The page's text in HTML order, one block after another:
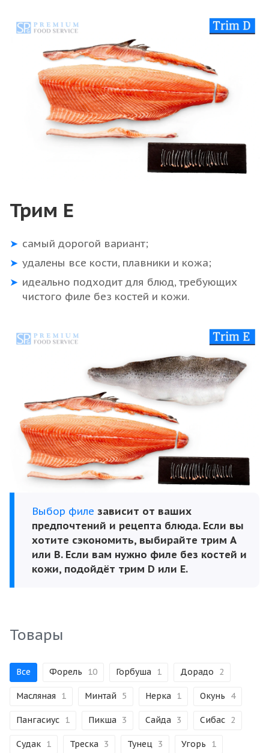
Трим Е
самый дорогой вариант;
удалены все кости, плавники и кожа;
идеально подходит для блюд, требующих
чистого филе без костей и кожи.
Выбор филе зависит от ваших
предпочтений и рецепта блюда. Если вы
хотите сэкономить, выбирайте трим А
или В. Если вам нужно филе без костей и
кожи, подойдёт трим D или Е.
Товары
Все Форель 10 Горбуша 1 Дорадо 2
Масляная 1 Минтай 5 Нерка 1 Окунь 4
Пангасиус 1 Пикша 3 Сайда 3 Сибас 2
Судак 1 Треска 3 Тунец 3 Угорь 1